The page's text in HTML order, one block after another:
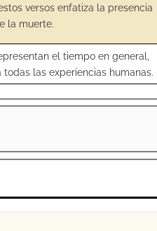
versos enfatiza la presencia
la muerte.
el tiempo en general,
las experiencias humanas.